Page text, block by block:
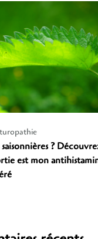
?
est mon